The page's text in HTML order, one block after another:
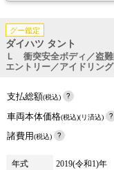
グー鑑定
ダイハツ タント
Ｌ 衝突安全ボディ／盗
エントリー／アイドリン
支払総額(税込)
車両本体価格(税込)(リ済込)
諸費用(税込)
年式 2019(令和1)年